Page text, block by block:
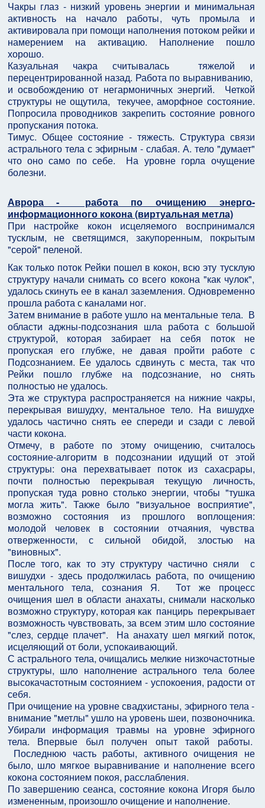
Чакры глаз - низкий уровень энергии и минимальная
активность на начало работы, чуть промыла и
активировала при помощи наполнения потоком рейки и
намерением на активацию. Наполнение пошло
хорошо.
Казуальная чакра считывалась тяжелой и
перецентрированной назад. Работа по выравниванию,
и освобождению от негармоничных энергий. Четкой
структуры не ощутила, текучее, аморфное состояние.
Попросила проводников закрепить состояние ровного
пропускания потока.
Тимус. Общее состояние - тяжесть. Структура связи
астрального тела с эфирным - слабая. А. тело "думает"
что оно само по себе. На уровне горла очущение
болезни.
Аврора - работа по очищению энерго-
информационного кокона (виртуальная метла)
При настройке кокон исцеляемого воспринимался
тусклым, не светящимся, закупоренным, покрытым
"серой" пеленой.
Как только поток Рейки пошел в кокон, всю эту тусклую
структуру начали снимать со всего кокона "как чулок",
удалось скинуть ее в канал заземления. Одновременно
прошла работа с каналами ног.
Затем внимание в работе ушло на ментальные тела. В
области аджны-подсознания шла работа с большой
структурой, которая забирает на себя поток не
пропуская его глубже, не давая пройти работе с
Подсознанием. Ее удалось сдвинуть с места, так что
Рейки пошло глубже на подсознание, но снять
полностью не удалось.
Эта же структура распространяется на нижние чакры,
перекрывая вишудху, ментальное тело. На вишудхе
удалось частично снять ее спереди и сзади с левой
части кокона.
Отмечу, в работе по этому очищению, считалось
состояние-алгоритм в подсознании идущий от этой
структуры: она перехватывает поток из сахасрары,
почти полностью перекрывая текущую личность,
пропуская туда ровно столько энергии, чтобы "тушка
могла жить". Также было "визуальное восприятие",
возможно состояния из прошлого воплощения:
молодой человек в состоянии отчаяния, чувства
отверженности, с сильной обидой, злостью на
"виновных".
После того, как то эту структуру частично сняли с
вишудхи - здесь продолжилась работа, по очищению
ментального тела, сознания Я. Тот же процесс
очищения шел в области анахаты, снимали насколько
возможно структуру, которая как панцирь перекрывает
возможность чувствовать, за всем этим шло состояние
"слез, сердце плачет". На анахату шел мягкий поток,
исцеляющий от боли, успокаивающий.
С астрального тела, очищались мелкие низкочастотные
структуры, шло наполнение астрального тела более
высокачастотным состоянием - успокоения, радости от
себя.
При очищение на уровне свадхистаны, эфирного тела -
внимание "метлы" ушло на уровень шеи, позвоночника.
Убирали информация травмы на уровне эфирного
тела. Впервые был получен опыт такой работы.
Последнюю часть работы, активного очищения не
было, шло мягкое выравнивание и наполнение всего
кокона состоянием покоя, расслабления.
По завершению сеанса, состояние кокона Игоря было
измененным, произошло очищение и наполнение.